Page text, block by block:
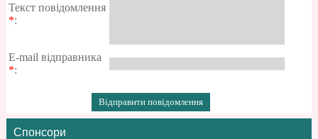
Текст повідомлення
*:
E-mail відправника
*:
Спонсори